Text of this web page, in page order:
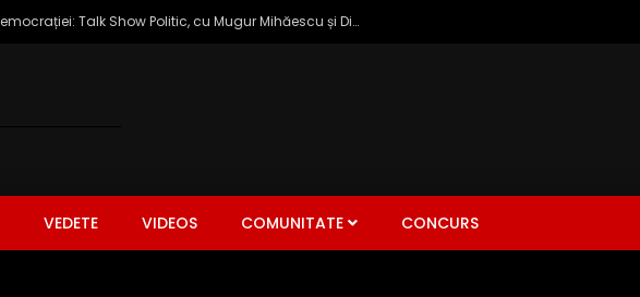
Zâmbetul Democrației: Talk Show Politic, cu Mugur Mihăescu și Dinu Popescu
VEDETE VIDEOS COMUNITATE CONCURS